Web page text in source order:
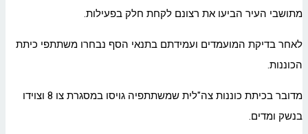
מתושבי העיר הביעו את רצונם לקחת חלק בפעילות.
לאחר בדיקת המועמדים ועמידתם בתנאי הסף נבחרו משתתפי כיתת
הכוננות.
מדובר בכיתת כוננות צה"לית שמשתתפיה גויסו במסגרת צו 8 וצוידו
בנשק ומדים.